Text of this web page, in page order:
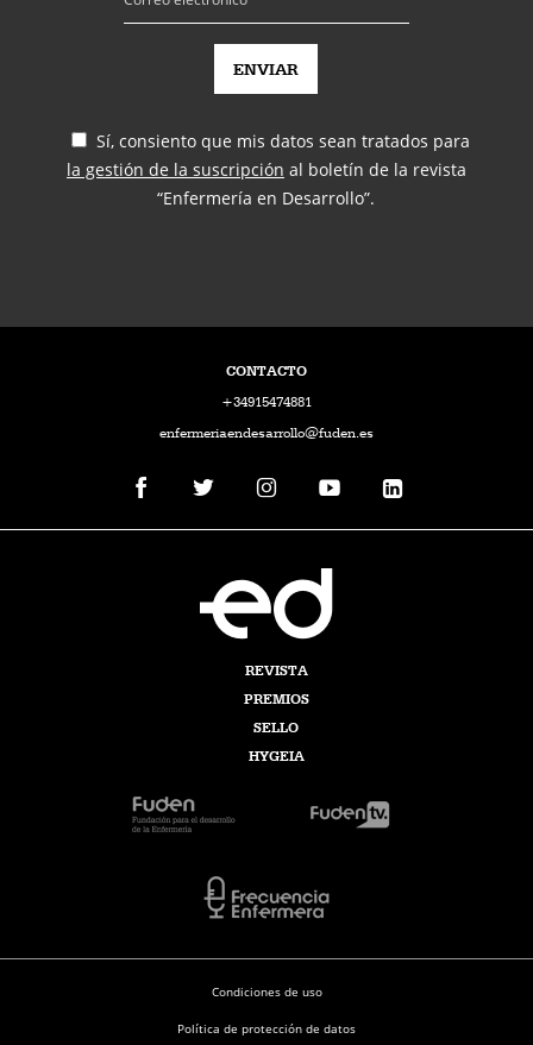
Sí, consiento que mis datos sean tratados para
la gestión de la suscripción al boletín de la revista
“Enfermería en Desarrollo”.
CONTACTO
+34915474881
enfermeriaendesarrollo@fuden.es
REVISTA
PREMIOS
SELLO
HYGEIA
Condiciones de uso
Política de protección de datos